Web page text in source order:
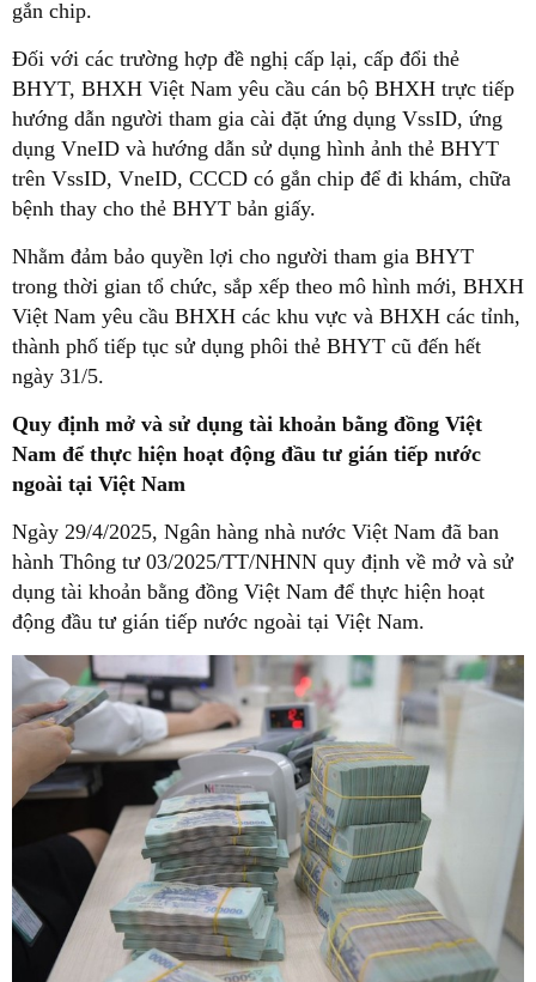
gắn chip.
Đối với các trường hợp đề nghị cấp lại, cấp đổi thẻ
BHYT, BHXH Việt Nam yêu cầu cán bộ BHXH trực tiếp
hướng dẫn người tham gia cài đặt ứng dụng VssID, ứng
dụng VneID và hướng dẫn sử dụng hình ảnh thẻ BHYT
trên VssID, VneID, CCCD có gắn chip để đi khám, chữa
bệnh thay cho thẻ BHYT bản giấy.
Nhằm đảm bảo quyền lợi cho người tham gia BHYT
trong thời gian tổ chức, sắp xếp theo mô hình mới, BHXH
Việt Nam yêu cầu BHXH các khu vực và BHXH các tỉnh,
thành phố tiếp tục sử dụng phôi thẻ BHYT cũ đến hết
ngày 31/5.
Quy định mở và sử dụng tài khoản bằng đồng Việt
Nam để thực hiện hoạt động đầu tư gián tiếp nước
ngoài tại Việt Nam
Ngày 29/4/2025, Ngân hàng nhà nước Việt Nam đã ban
hành Thông tư 03/2025/TT/NHNN quy định về mở và sử
dụng tài khoản bằng đồng Việt Nam để thực hiện hoạt
động đầu tư gián tiếp nước ngoài tại Việt Nam.